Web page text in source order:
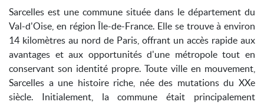
Sarcelles est une commune située dans le département du
Val-d'Oise, en région Île-de-France. Elle se trouve à environ
14 kilomètres au nord de Paris, offrant un accès rapide aux
avantages et aux opportunités d'une métropole tout en
conservant son identité propre. Toute ville en mouvement,
Sarcelles a une histoire riche, née des mutations du XXe
siècle. Initialement, la commune était principalement